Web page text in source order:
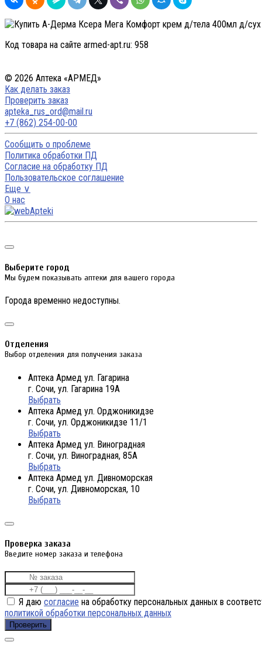
Код товара на сайте armed-apt.ru: 958
© 2026 Аптека «АРМЕД»
Как делать заказ
Проверить заказ
apteka_rus_ord@mail.ru
+7 (862) 254-00-00
Сообщить о проблеме
Политика обработки ПД
Согласие на обработку ПД
Пользовательское соглашение
Еще ∨
О нас
Выберите город
Мы будем показывать аптеки для вашего города
Города временно недоступны.
Отделения
Выбор отделения для получения заказа
Аптека Армед ул. Гагарина
г. Сочи, ул. Гагарина 19А
Выбрать
Аптека Армед ул. Орджоникидзе
г. Сочи, ул. Орджоникидзе 11/1
Выбрать
Аптека Армед ул. Виноградная
г. Сочи, ул. Виноградная, 85А
Выбрать
Аптека Армед ул. Дивноморская
г. Сочи, ул. Дивноморская, 10
Выбрать
Проверка заказа
Введите номер заказа и телефона
Я даю согласие на обработку персональных данных в
политикой обработки персональных данных
Проверить